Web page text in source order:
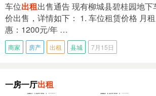
车位出租出售通告 现有柳城县碧桂园地下
价出售，详情如下： 1. 车位租赁价格 月
惠：1200元/年 …
商家 房产 出租 县城 7月15日
一房一厅出租